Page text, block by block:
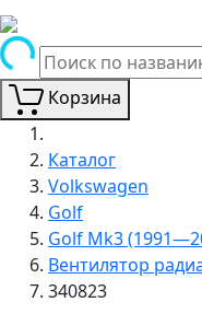
Корзина
Каталог
Volkswagen
Golf
Golf Mk3
Вентилятор
340823